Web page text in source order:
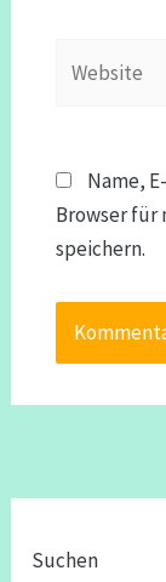
Name,
Browser für
speichern.
Suchen